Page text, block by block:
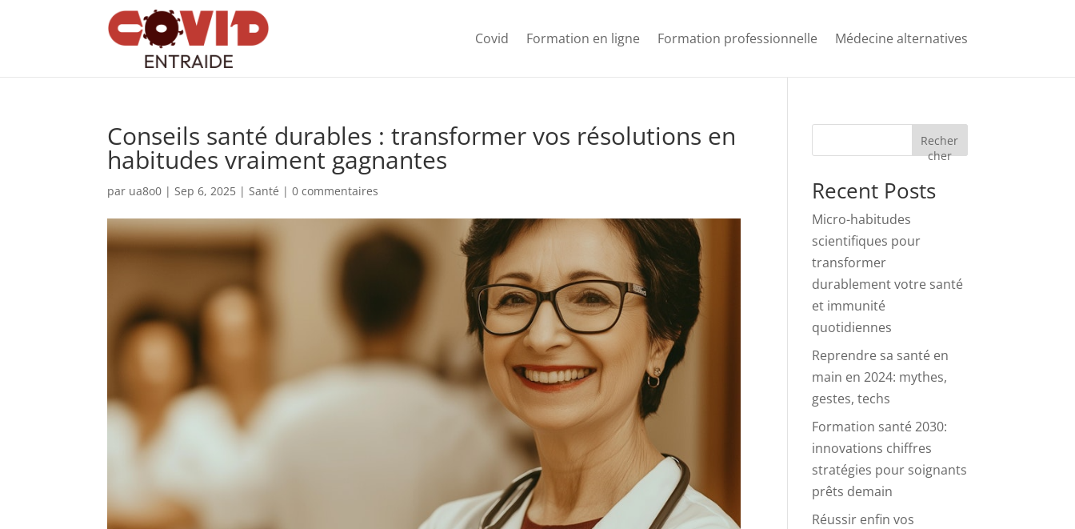
Covid Formation en ligne Formation professionnelle Médecine alternatives
Conseils santé durables : transformer vos résolutions en
habitudes vraiment gagnantes
par ua8o0 |Sep 6, 2025 |Santé |0 commentaires
Recher
cher
Recent Posts
Micro-habitudes
scientifiques pour
transformer
durablement votre santé
et immunité
quotidiennes
Reprendre sa santé en
main en 2024: mythes,
gestes, techs
Formation santé 2030:
innovations chiffres
stratégies pour soignants
prêts demain
Réussir enfin vos